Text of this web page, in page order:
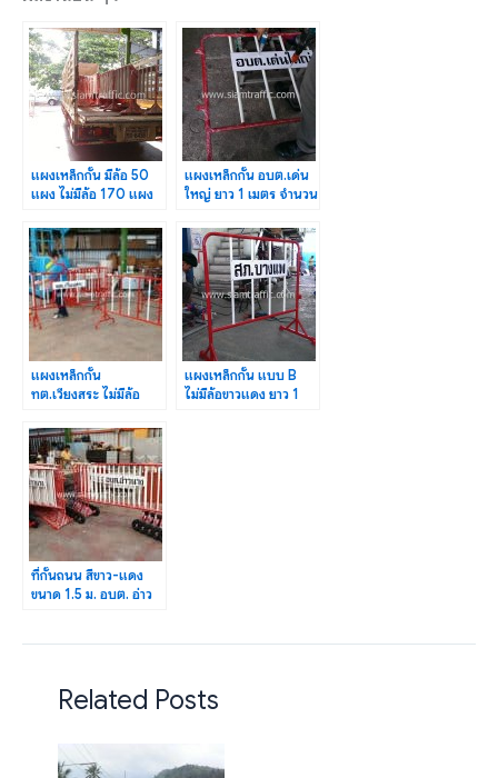
แผงเหล็กกั้น มีล้อ 50
แผง ไม่มีล้อ 170 แผง
แผงเหล็กกั้น อบต.เด่น
ใหญ่ ยาว 1 เมตร จำนวน
แผงเหล็กกั้น
ทต.เวียงสระ ไม่มีล้อ
80 แผง
แผงเหล็กกั้น แบบ B
ไม่มีล้อขาวแดง ยาว 1
ที่กั้นถนน สีขาว-แดง
ขนาด 1.5 ม. อบต. อ่าว
Related Posts